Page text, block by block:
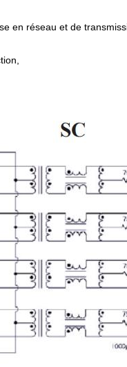
en réseau et de